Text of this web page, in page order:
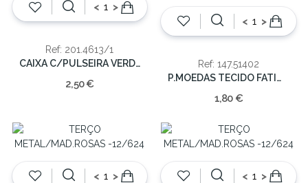
< >
Ref: 201.4613/1
CAIXA C/PULSEIRA VERDE
2,50 €
< >
Ref: 147.51402
P.MOEDAS TECIDO FATIMA DOUR. PEQ.(12)6.5cm
1,80 €
< > < >